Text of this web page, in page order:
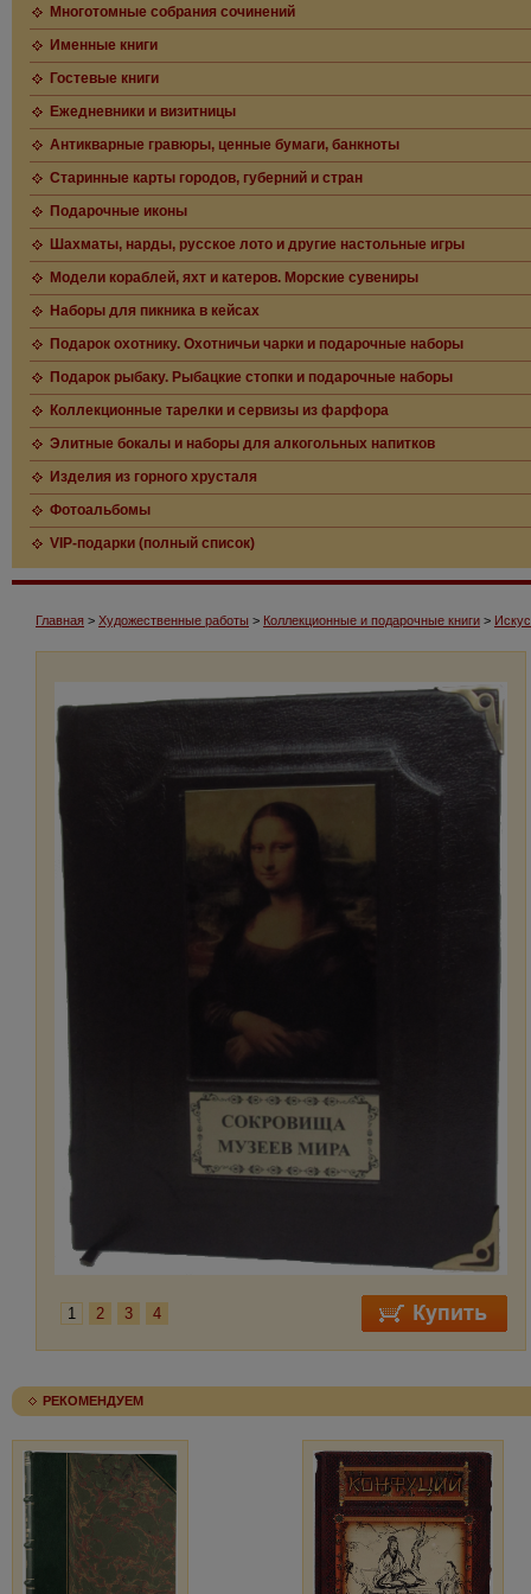
Многотомные собрания сочинений
Именные книги
Гостевые книги
Ежедневники и визитницы
Антикварные гравюры, ценные бумаги, банкноты
Старинные карты городов, губерний и стран
Подарочные иконы
Шахматы, нарды, русское лото и другие настольные игры
Модели кораблей, яхт и катеров. Морские сувениры
Наборы для пикника в кейсах
Подарок охотнику. Охотничьи чарки и подарочные наборы
Подарок рыбаку. Рыбацкие стопки и подарочные наборы
Коллекционные тарелки и сервизы из фарфора
Элитные бокалы и наборы для алкогольных напитков
Изделия из горного хрусталя
Фотоальбомы
VIP-подарки (полный список)
Главная > Художественные работы > Коллекционные и подарочные книги >
1 2 3 4
РЕКОМЕНДУЕМ